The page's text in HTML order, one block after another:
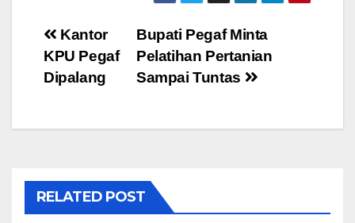
Post
navigation
Bupati Pegaf Minta
Pelatihan Pertanian
Sampai Tuntas
Kantor
KPU Pegaf
Dipalang
RELATED POST